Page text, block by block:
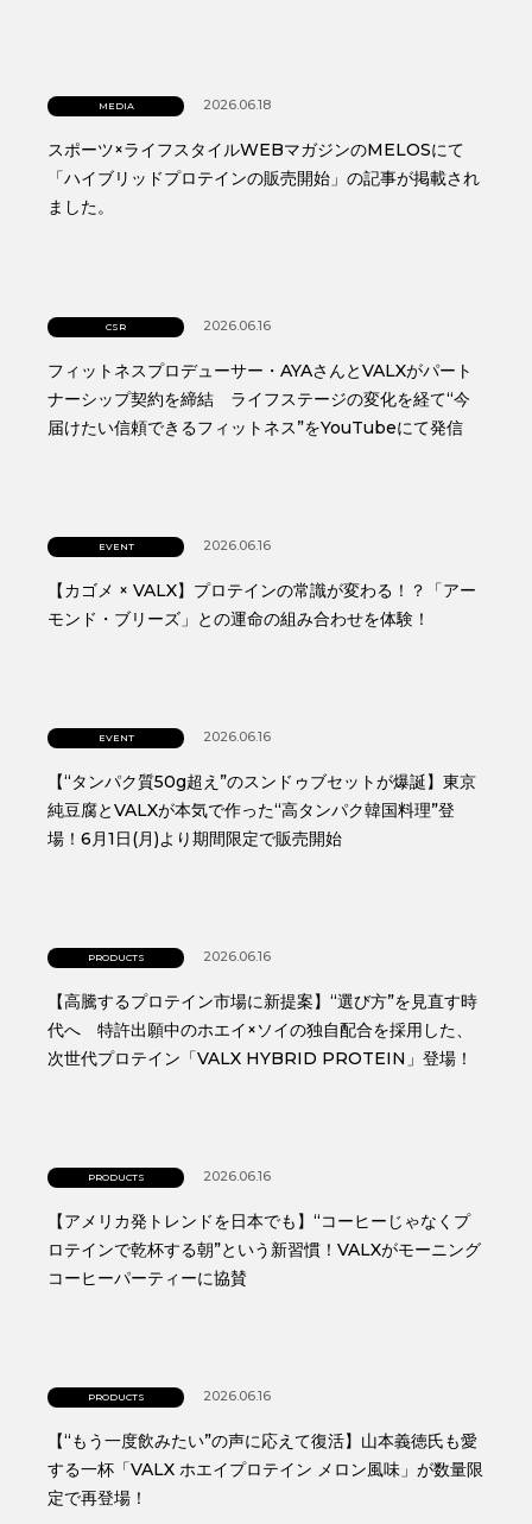
MEDIA 2026.06.18
スポーツ×ライフスタイルWEBマガジンのMELOSにて
「ハイブリッドプロテインの販売開始」の記事が掲載され
ました。
CSR 2026.06.16
フィットネスプロデューサー・AYAさんとVALXがパート
ナーシップ契約を締結 ライフステージの変化を経て“今
届けたい信頼できるフィットネス”をYouTubeにて発信
EVENT 2026.06.16
【カゴメ × VALX】プロテインの常識が変わる！？「アー
モンド・ブリーズ」との運命の組み合わせを体験！
EVENT 2026.06.16
【“タンパク質50g超え”のスンドゥブセットが爆誕】東京
純豆腐とVALXが本気で作った“高タンパク韓国料理”登
場！6月1日(月)より期間限定で販売開始
PRODUCTS 2026.06.16
【高騰するプロテイン市場に新提案】“選び方”を見直す時
代へ 特許出願中のホエイ×ソイの独自配合を採用した、
次世代プロテイン「VALX HYBRID PROTEIN」登場！
PRODUCTS 2026.06.16
【アメリカ発トレンドを日本でも】“コーヒーじゃなくプ
ロテインで乾杯する朝”という新習慣！VALXがモーニング
コーヒーパーティーに協賛
PRODUCTS 2026.06.16
【“もう一度飲みたい”の声に応えて復活】山本義徳氏も愛
する一杯「VALX ホエイプロテイン メロン風味」が数量限
定で再登場！